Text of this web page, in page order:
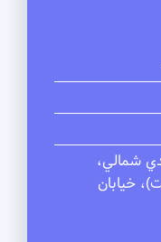
شمالي،
خيابان